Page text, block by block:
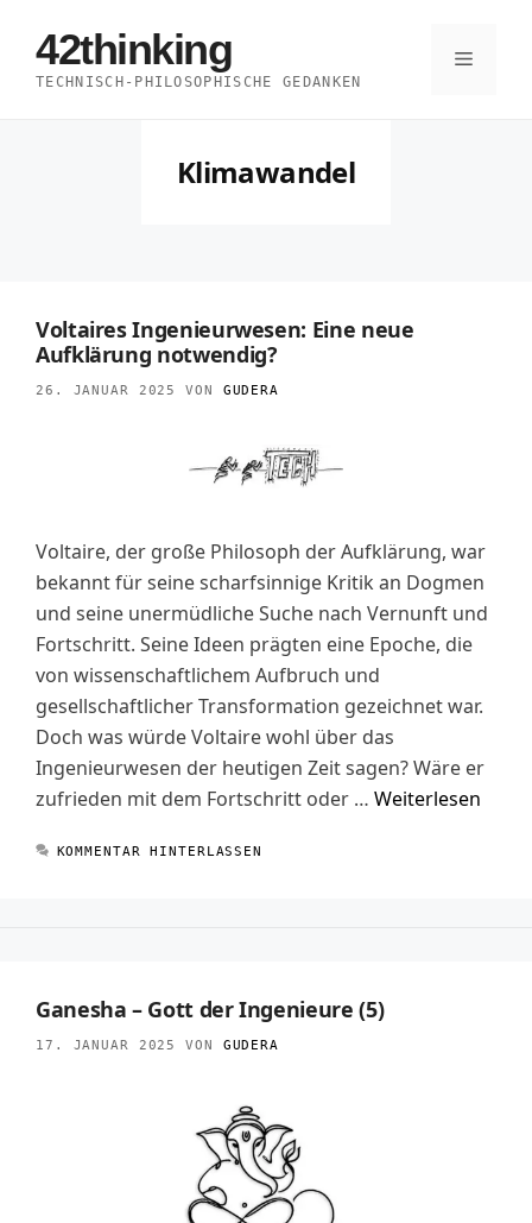
Inhalt
springen
42thinking
TECHNISCH-PHILOSOPHISCHE GEDANKEN
Menü
Klimawandel
Voltaires Ingenieurwesen: Eine neue
Aufklärung notwendig?
26. JANUAR 2025 VON GUDERA
Voltaire, der große Philosoph der Aufklärung, war
bekannt für seine scharfsinnige Kritik an Dogmen
und seine unermüdliche Suche nach Vernunft und
Fortschritt. Seine Ideen prägten eine Epoche, die
von wissenschaftlichem Aufbruch und
gesellschaftlicher Transformation gezeichnet war.
Doch was würde Voltaire wohl über das
Ingenieurwesen der heutigen Zeit sagen? Wäre er
zufrieden mit dem Fortschritt oder … Weiterlesen
KOMMENTAR HINTERLASSEN
Ganesha – Gott der Ingenieure (5)
17. JANUAR 2025 VON GUDERA